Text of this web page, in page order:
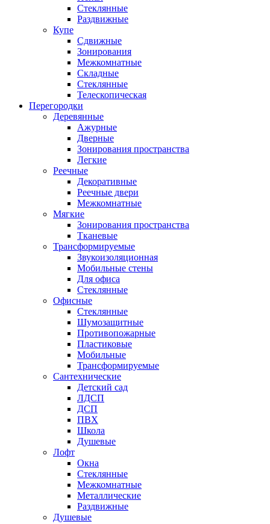
Стеклянные
Раздвижные
Купе
Сдвижные
Зонирования
Межкомнатные
Складные
Стеклянные
Телескопическая
Перегородки
Деревянные
Ажурные
Дверные
Зонирования пространства
Легкие
Реечные
Декоративные
Реечные двери
Межкомнатные
Мягкие
Зонирования пространства
Тканевые
Трансформируемые
Звукоизоляционная
Мобильные стены
Для офиса
Стеклянные
Офисные
Стеклянные
Шумозащитные
Противопожарные
Пластиковые
Мобильные
Трансформируемые
Сантехнические
Детский сад
ЛДСП
ДСП
ПВХ
Школа
Душевые
Лофт
Окна
Стеклянные
Межкомнатные
Металлические
Раздвижные
Душевые